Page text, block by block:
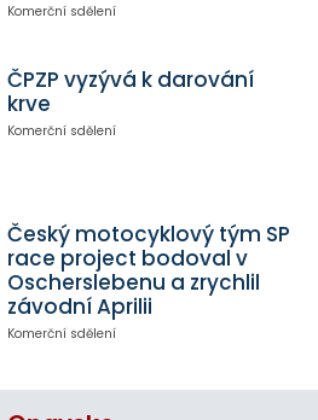
Komerční sdělení
ČPZP vyzývá k darování
krve
Komerční sdělení
Český motocyklový tým SP
race project bodoval v
Oscherslebenu a zrychlil
závodní Aprilii
Komerční sdělení